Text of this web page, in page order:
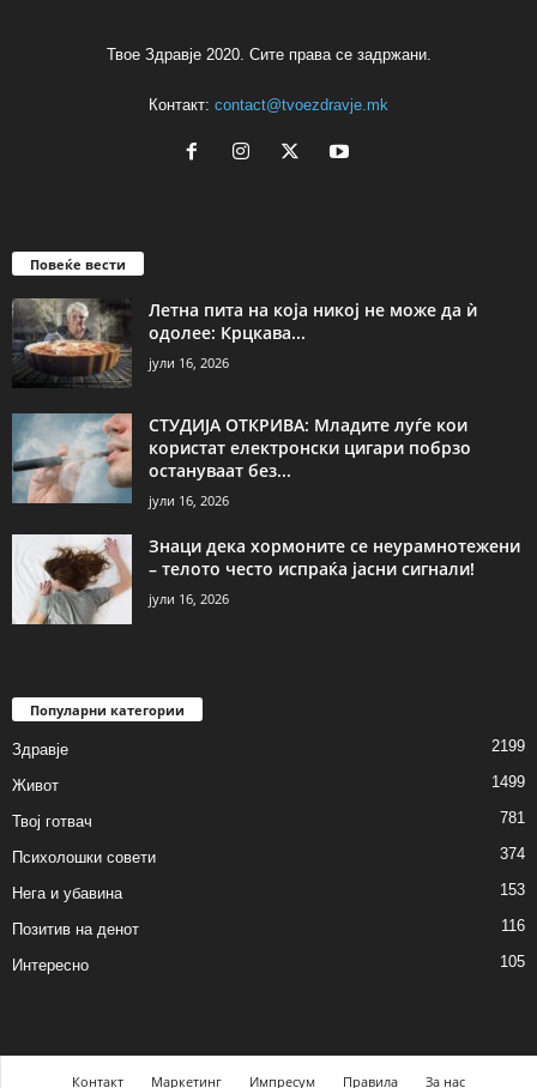
Твое Здравје 2020. Сите права се задржани.
Контакт: contact@tvoezdravje.mk
Повеќе вести
Летна пита на која никој не може да ѝ
одолее: Крцкава...
јули 16, 2026
СТУДИЈА ОТКРИВА: Младите луѓе кои
користат електронски цигари побрзо
остануваат без...
јули 16, 2026
Знаци дека хормоните се неурамнотежени
– телото често испраќа јасни сигнали!
јули 16, 2026
Популарни категории
Здравје 2199
Живот 1499
Твој готвач 781
Психолошки совети 374
Нега и убавина 153
Позитив на денот 116
Интересно 105
Контакт Маркетинг Импресум Правила За нас